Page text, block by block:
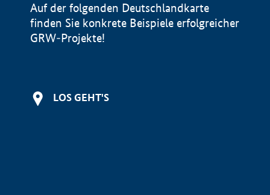
Auf der folgenden Deutschlandkarte
finden Sie konkrete Beispiele erfolgreicher
GRW-Projekte!
LOS GEHT'S